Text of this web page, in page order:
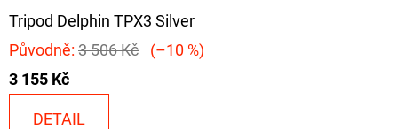
Tripod Delphin TPX3 Silver
Původně: 3 506 Kč
(–10 %)
3 155 Kč
DETAIL